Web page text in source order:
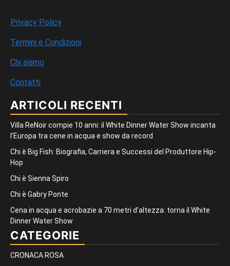
Privacy Policy
Termini e Condizioni
Chi siamo
Contatti
ARTICOLI RECENTI
Villa ReNoir compie 10 anni: il White Dinner Water Show incanta
l’Europa tra cene in acqua e show da record
Chi è Big Fish: Biografia, Carriera e Successi del Produttore Hip-
Hop
Chi è Sienna Spiro
Chi è Gabry Ponte
Cena in acqua e acrobazie a 70 metri d’altezza: torna il White
Dinner Water Show
CATEGORIE
CRONACA ROSA